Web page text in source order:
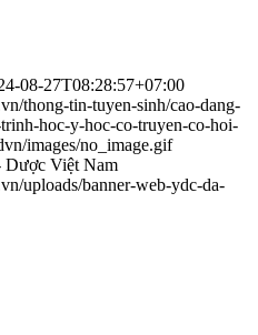
08-27T08:28:57+07:00
thong-tin-tuyen-sinh/cao-dang-
hoc-y-hoc-co-truyen-co-hoi-
images/no_image.gif
Dược Việt Nam
uploads/banner-web-ydc-da-